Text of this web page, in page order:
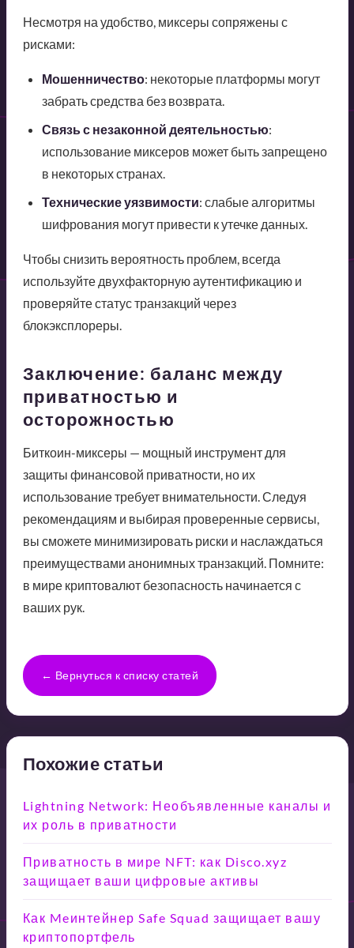
Несмотря на удобство, миксеры сопряжены с
рисками:
Мошенничество: некоторые платформы могут
забрать средства без возврата.
Связь с незаконной деятельностью:
использование миксеров может быть запрещено
в некоторых странах.
Технические уязвимости: слабые алгоритмы
шифрования могут привести к утечке данных.
Чтобы снизить вероятность проблем, всегда
используйте двухфакторную аутентификацию и
проверяйте статус транзакций через
блокэксплореры.
Заключение: баланс между
приватностью и
осторожностью
Биткоин-миксеры — мощный инструмент для
защиты финансовой приватности, но их
использование требует внимательности. Следуя
рекомендациям и выбирая проверенные сервисы,
вы сможете минимизировать риски и наслаждаться
преимуществами анонимных транзакций. Помните:
в мире криптовалют безопасность начинается с
ваших рук.
← Вернуться к списку статей
Похожие статьи
Lightning Network: Необъявленные каналы и
их роль в приватности
Приватность в мире NFT: как Disco.xyz
защищает ваши цифровые активы
Как Meинтейнер Safe Squad защищает вашу
криптопортфель